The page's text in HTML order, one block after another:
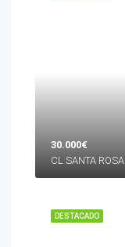
30.000€
CL SANTA ROSA
DESTACADO